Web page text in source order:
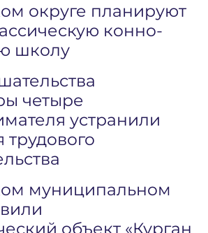
округе планируют
конно-
школу
четыре
устранили
муниципальном
объект «Курган